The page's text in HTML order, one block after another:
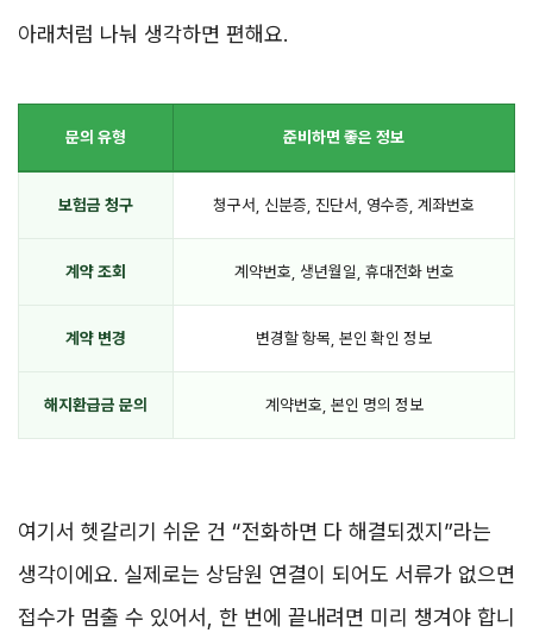
아래처럼 나눠 생각하면 편해요.
문의 유형 준비하면 좋은 정보
보험금 청구 청구서, 신분증, 진단서, 영수증, 계좌번호
계약 조회 계약번호, 생년월일, 휴대전화 번호
계약 변경 변경할 항목, 본인 확인 정보
해지환급금 문의 계약번호, 본인 명의 정보
여기서 헷갈리기 쉬운 건 “전화하면 다 해결되겠지”라는
생각이에요. 실제로는 상담원 연결이 되어도 서류가 없으면
접수가 멈출 수 있어서, 한 번에 끝내려면 미리 챙겨야 합니